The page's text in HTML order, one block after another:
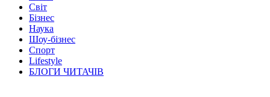
Світ
Бізнес
Наука
Шоу-бізнес
Спорт
Lifestyle
БЛОГИ ЧИТАЧІВ